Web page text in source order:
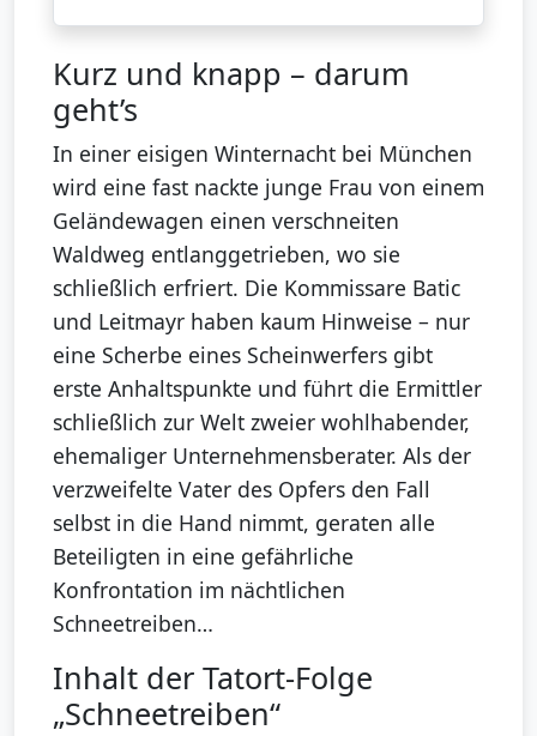
Kurz und knapp – darum
geht’s
In einer eisigen Winternacht bei München
wird eine fast nackte junge Frau von einem
Geländewagen einen verschneiten
Waldweg entlanggetrieben, wo sie
schließlich erfriert. Die Kommissare Batic
und Leitmayr haben kaum Hinweise – nur
eine Scherbe eines Scheinwerfers gibt
erste Anhaltspunkte und führt die Ermittler
schließlich zur Welt zweier wohlhabender,
ehemaliger Unternehmensberater. Als der
verzweifelte Vater des Opfers den Fall
selbst in die Hand nimmt, geraten alle
Beteiligten in eine gefährliche
Konfrontation im nächtlichen
Schneetreiben…
Inhalt der Tatort-Folge
„Schneetreiben“